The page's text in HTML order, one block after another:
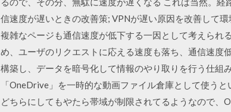
信速度が遅いときの改善策; VPNが遅い原因を改善して
複雑なページも通信速度が低下する一因として考えられ
め、ユーザのリクエストに応える速度も落ち、通信速度
構築し、データを暗号化して情報のやり取りを行う仕
「OneDrive」を一時的な動画ファイル倉庫として使う
どちらにしてもやたら帯域が制限されてるようなので